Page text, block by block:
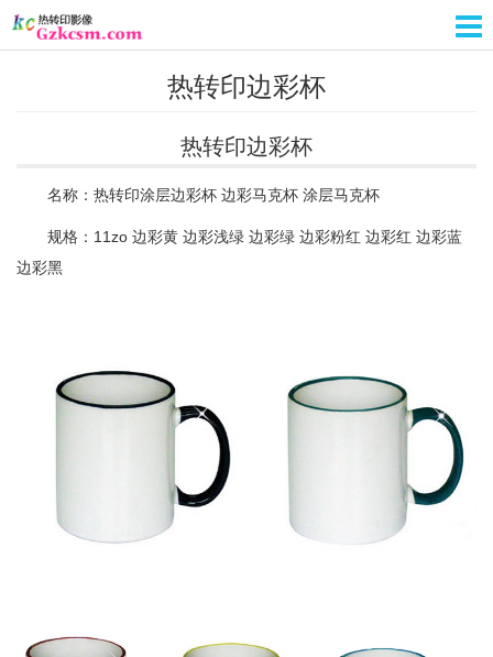
热转印边彩杯
热转印边彩杯
名称：热转印涂层边彩杯 边彩马克杯 涂层马克杯
规格：11zo 边彩黄 边彩浅绿 边彩绿 边彩粉红 边彩红 边彩蓝
边彩黑